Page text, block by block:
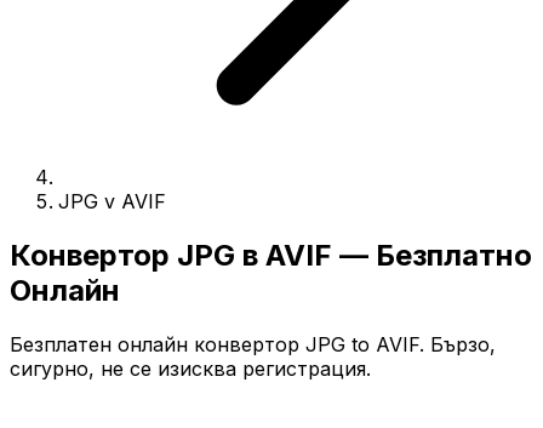
JPG v AVIF
Конвертор JPG в AVIF — Безплатно
Онлайн
Безплатен онлайн конвертор JPG to AVIF. Бързо,
сигурно, не се изисква регистрация.